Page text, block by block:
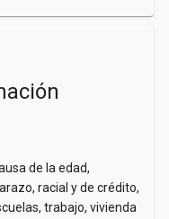
de la edad,
racial y de crédito,
trabajo, vivienda